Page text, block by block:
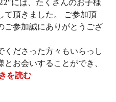
て頂きました。 ご参加頂
ご参加誠にありがとうござ
ださった方々もいらっし
お会いすることができ、
を読む笑顔いっぱいハロウィ